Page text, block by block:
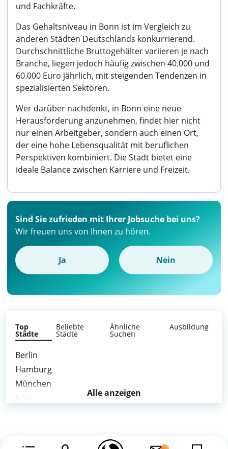
und Fachkräfte.
Das Gehaltsniveau in Bonn ist im Vergleich zu
anderen Städten Deutschlands konkurrierend.
Durchschnittliche Bruttogehälter variieren je nach
Branche, liegen jedoch häufig zwischen 40.000 und
60.000 Euro jährlich, mit steigenden Tendenzen in
spezialisierten Sektoren.
Wer darüber nachdenkt, in Bonn eine neue
Herausforderung anzunehmen, findet hier nicht
nur einen Arbeitgeber, sondern auch einen Ort,
der eine hohe Lebensqualität mit beruflichen
Perspektiven kombiniert. Die Stadt bietet eine
ideale Balance zwischen Karriere und Freizeit.
Sind Sie zufrieden mit Ihrer Jobsuche bei uns?
Wir freuen uns von Ihnen zu hören.
Ja Nein
Top
Städte
Beliebte
Städte
Ähnliche
Suchen
Ausbildung
Berlin
Hamburg
München
Alle anzeigen